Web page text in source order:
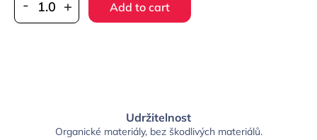
Add to cart
Udržitelnost
Organické materiály, bez škodlivých materiálů.